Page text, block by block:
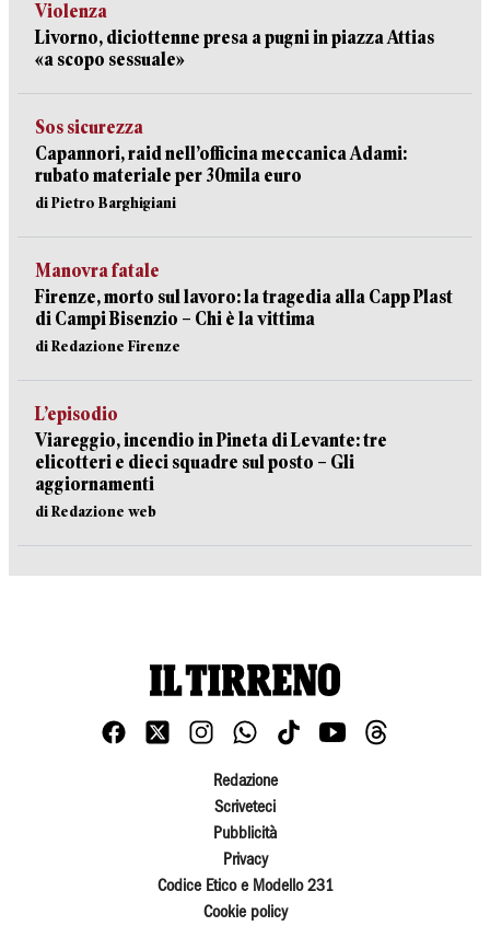
Violenza
Livorno, diciottenne presa a pugni in piazza Attias
«a scopo sessuale»
Sos sicurezza
Capannori, raid nell’officina meccanica Adami:
rubato materiale per 30mila euro
di Pietro Barghigiani
Manovra fatale
Firenze, morto sul lavoro: la tragedia alla Capp Plast
di Campi Bisenzio – Chi è la vittima
di Redazione Firenze
L’episodio
Viareggio, incendio in Pineta di Levante: tre
elicotteri e dieci squadre sul posto – Gli
aggiornamenti
di Redazione web
Redazione
Scriveteci
Pubblicità
Privacy
Codice Etico e Modello 231
Cookie policy